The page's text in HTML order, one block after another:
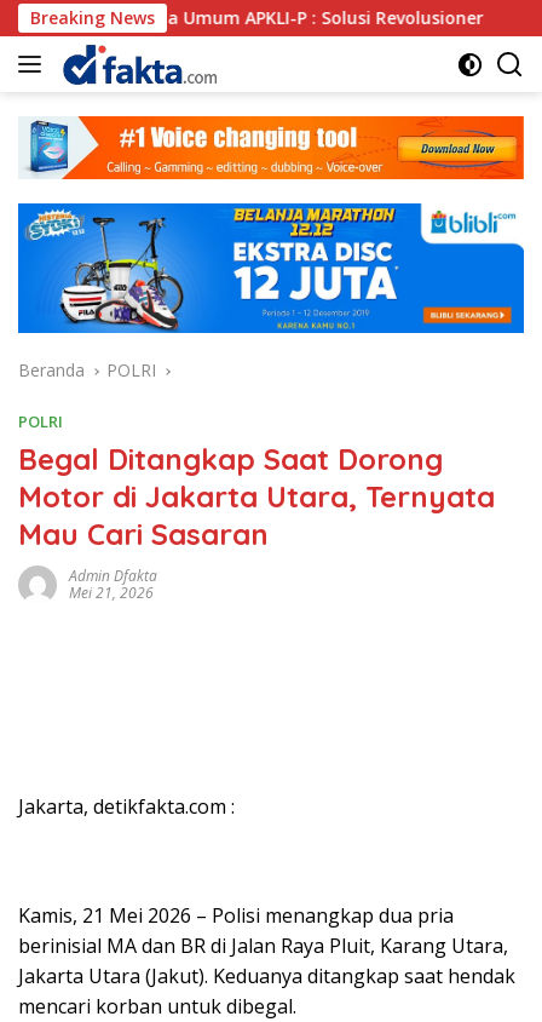
Langsung
ke
konten
Breaking News
Umum APKLI-P : Solusi Revolusioner Oknum
Beranda POLRI
POLRI
Begal Ditangkap Saat Dorong
Motor di Jakarta Utara, Ternyata
Mau Cari Sasaran
Admin Dfakta
Mei 21, 2026
Jakarta, detikfakta.com :
Kamis, 21 Mei 2026 – Polisi menangkap dua pria
berinisial MA dan BR di Jalan Raya Pluit, Karang Utara,
Jakarta Utara (Jakut). Keduanya ditangkap saat hendak
mencari korban untuk dibegal.